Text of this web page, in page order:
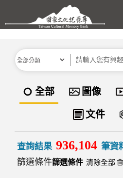
跳到主要內容區塊
分類 關鍵字
全部 圖像
文件
查詢結果 936,104 筆資
篩選條件
清除全部